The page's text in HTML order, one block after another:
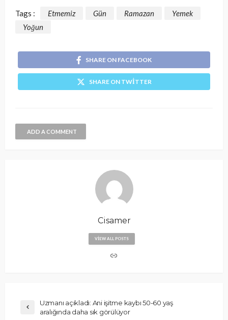
Tags : Etmemiz Gün Ramazan
Yemek
Yoğun
SHARE ON FACEBOOK
SHARE ON TWITTER
ADD A COMMENT
Cisamer
VIEW ALL POSTS
Uzmanı açıkladı: Ani işitme kaybı 50-60 yaş
aralığında daha sık görülüyor